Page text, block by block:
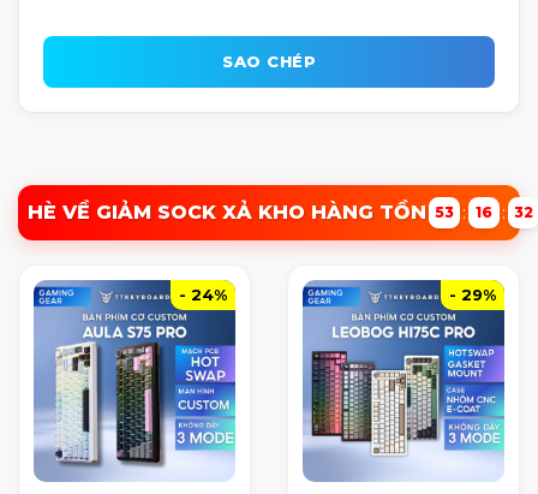
SAO CHÉP
HÈ VỀ GIẢM SOCK XẢ KHO HÀNG TỒN 53 : 16 : 32
- 24% - 29%